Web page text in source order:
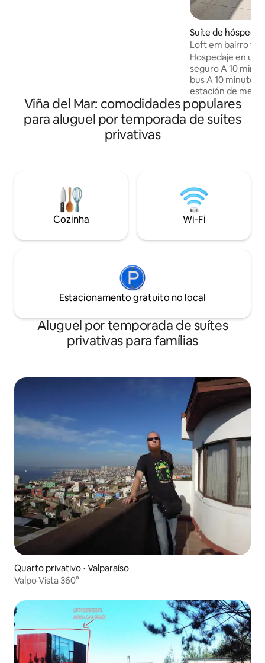
3 supermercados por perto.
Suíte de
rLoft em bairro
praia
Hospedaje en un
seguro A 10 minutos de la playa en micro
bus A 10 minutos
estación de
Club A 5 minutos
Plaza Miraflores,
markets !Si quieres un lugar acogedor
habitación
resto.
Viña del Mar: comodidades populares
para aluguel por temporada de suítes
privativas
Cozinha Wi-Fi
Estacionamento gratuito no local
Aluguel por temporada de suítes
privativas para famílias
Quarto privativo ⋅ Valparaíso
Valpo Vista 360°